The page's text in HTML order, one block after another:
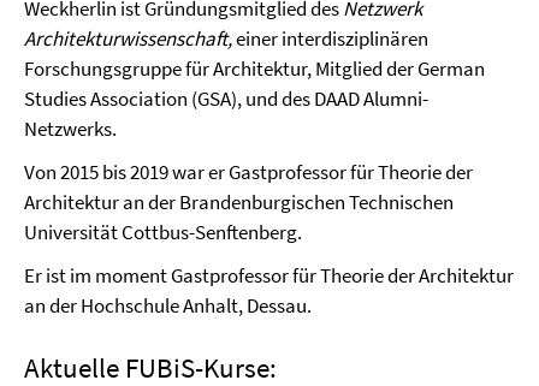
Weckherlin ist Gründungsmitglied desNetzwerk
Architekturwissenschaft,einer interdisziplinären
Forschungsgruppe für Architektur, Mitglied der German
Studies Association (GSA), und des DAAD Alumni-
Netzwerks.
Von 2015 bis 2019 war er Gastprofessor für Theorie der
Architektur an der Brandenburgischen Technischen
Universität Cottbus-Senftenberg.
Er ist im moment Gastprofessor für Theorie der Architektur
an der Hochschule Anhalt, Dessau.
Aktuelle FUBiS-Kurse: